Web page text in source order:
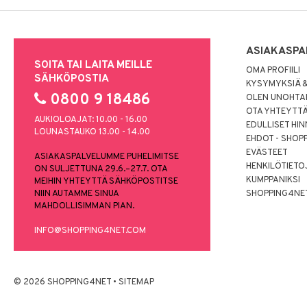
SOITA TAI LAITA MEILLE
SÄHKÖPOSTIA
0800 9 18486
AUKIOLOAJAT: 10.00 - 16.00
LOUNASTAUKO 13.00 - 14.00
ASIAKASPALVELUMME PUHELIMITSE
ON SULJETTUNA 29.6.–27.7. OTA
MEIHIN YHTEYTTÄ SÄHKÖPOSTITSE
NIIN AUTAMME SINUA
MAHDOLLISIMMAN PIAN.
INFO@SHOPPING4NET.COM
OMA PROFIILI
KYSYMYKSIÄ
OLEN
OTA
EDULLISET
EHDOT -
EVÄSTEET
KUMPPANIKSI
© 2026 SHOPPING4NET • SITEMAP